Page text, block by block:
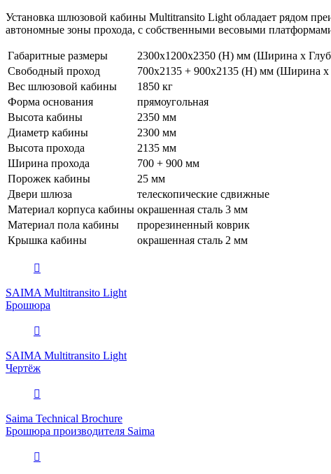
Установка шлюзовой кабины Multitransito Light обладает рядом
автономные зоны прохода, с собственными весовыми
Габаритные размеры
2300х1200х2350 (Н) мм (Ширина х
Свободный проход
700х2135 + 900х2135 (Н) мм (Ширина
Вес шлюзовой кабины
1850 кг
Форма основания
прямоугольная
Высота кабины
2350 мм
Диаметр кабины
2300 мм
Высота прохода
2135 мм
Ширина прохода
700 + 900 мм
Порожек кабины
25 мм
Двери шлюза
телескопические сдвижные
Материал корпуса кабины окрашенная сталь 3 мм
Материал пола кабины
прорезиненный коврик
Крышка кабины
окрашенная сталь 2 мм
SAIMA Multitransito Light
Брошюра
SAIMA Multitransito Light
Чертёж
Saima Technical Brochure
Брошюра производителя Saima